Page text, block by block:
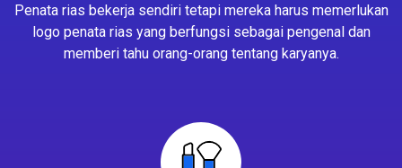
Penata rias bekerja sendiri tetapi mereka harus memerlukan
logo penata rias yang berfungsi sebagai pengenal dan
memberi tahu orang-orang tentang karyanya.